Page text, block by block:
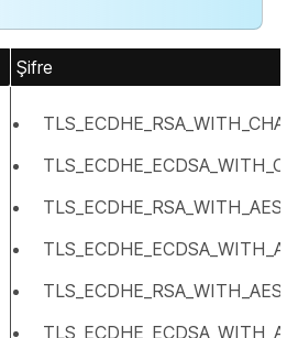
Şifre